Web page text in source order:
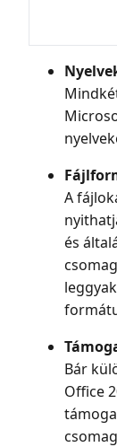
A
és
Bár
Office